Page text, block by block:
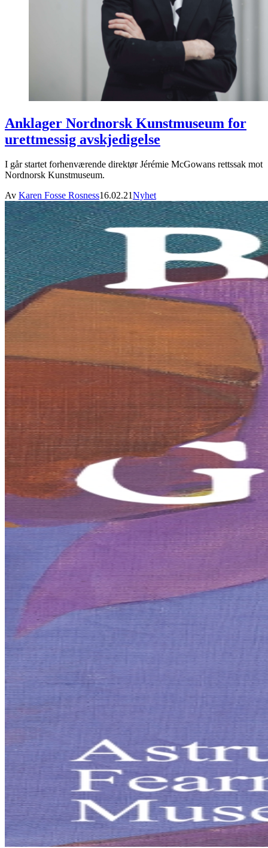
Anklager Nordnorsk Kunstmuseum for
urettmessig avskjedigelse
I går startet forhenværende direktør Jérémie McGowans rettssak mot
Nordnorsk Kunstmuseum.
Av Karen Fosse Rosness16.02.21Nyhet